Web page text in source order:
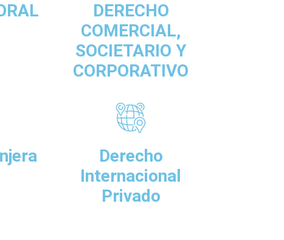
DERECHO
COMERCIAL,
SOCIETARIO Y
CORPORATIVO
Derecho
Internacional
Privado